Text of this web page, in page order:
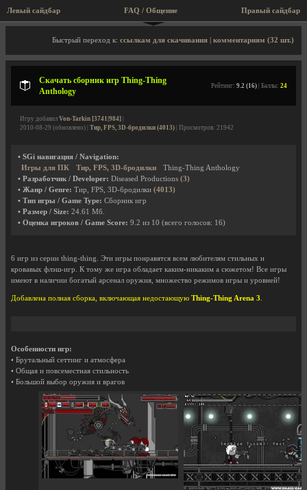
Левый сайдбар FAQ / Общение
Описание игры, скриншоты, видео
Быстрый переход к: ссылкам для скачивания комментариям (32 шт.)
Скачать сборник игр Thing-Thing
Anthology
Рейтинг: 9.2 (16) | Баллы: 24
Игру добавил Von-Tarkin [3741|984]
2010-08-29 (обновлено) | Тир, FPS, 3D-бродилки (4013) | Просмотров: 21942
• SGi навигация / Navigation:
Игры для ПК
Тир, FPS, 3D-бродилки
Thing-Thing Anthology
• Разработчик / Developer: Diseased Productions (3)
• Жанр / Genre: Тир, FPS, 3D-бродилки (4013)
• Тип игры / Game Type: Сборник игр
• Размер / Size: 24.61 Мб.
• Оценка игроков / Game Score: 9.2 из 10 (всего голосов: 16)
6 игр из серии thing-thing. Эти игры понравятся всем любителям стильных и
кровавых флэш-игр. К тому же игра обладает каким-никаким а сюжетом! Все игры
имеют в наличии богатый арсенал оружия, множество режимов игры и уровней!
Добавлена полная сборка, включающая недостающую Thing-Thing Arena 3
Особенности игр:
• Брутальный сеттинг и атмосфера
• Общая и повсеместная стильность
• Большой выбор оружия и врагов